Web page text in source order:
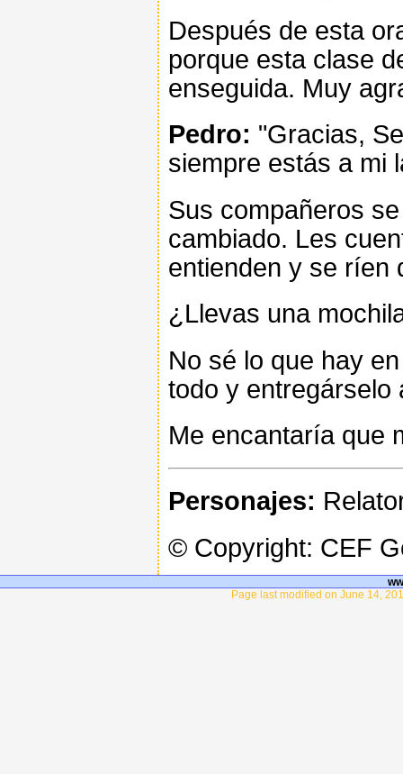
Después de esta
porque esta clase
enseguida. Muy
Pedro: "Gracias,
siempre estás a mi
Sus compañeros
cambiado. Les
entienden y se ríen
¿Llevas una
No sé lo que hay
todo y entregárselo
Me encantaría que
Personajes:
© Copyright: CEF
Page last modified on June 14,